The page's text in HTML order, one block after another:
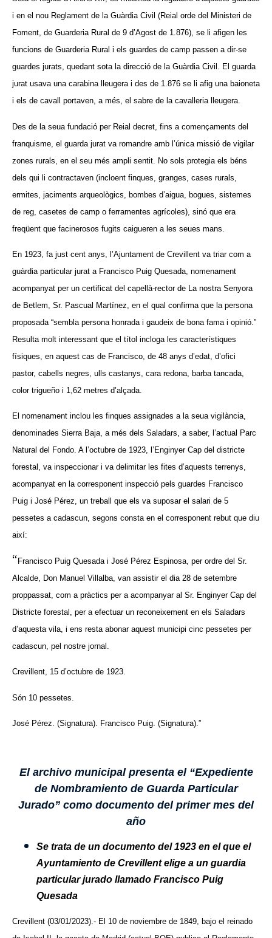
i en el nou Reglament de la Guàrdia Civil (Reial orde del Ministeri de
Foment, de Guarderia Rural de 9 d’Agost de 1.876), se li afigen les
funcions de Guarderia Rural i els guardes de camp passen a dir-se
guardes jurats, quedant sota la direcció de la Guàrdia Civil. El guarda
jurat usava una carabina lleugera i des de 1.876 se li afig una baioneta
i els de cavall portaven, a més, el sabre de la cavalleria lleugera.
Des de la seua fundació per Reial decret, fins a començaments del
franquisme, el guarda jurat va romandre amb l’única missió de vigilar
zones rurals, en el seu més ampli sentit. No sols protegia els béns
dels qui li contractaven (incloent finques, granges, cases rurals,
ermites, jaciments arqueològics, bombes d’aigua, bogues, sistemes
de reg, casetes de camp o ferramentes agrícoles), sinó que era
freqüent que facinerosos fugits caigueren a les seues mans.
En 1923, fa just cent anys, l’Ajuntament de Crevillent va triar com a
guàrdia particular jurat a Francisco Puig Quesada, nomenament
acompanyat per un certificat del capellà-rector de La nostra Senyora
de Betlem, Sr. Pascual Martínez, en el qual confirma que la persona
proposada “sembla persona honrada i gaudeix de bona fama i opinió.”
Resulta molt interessant que el títol incloga les característiques
físiques, en aquest cas de Francisco, de 48 anys d’edat, d’ofici
pastor, cabells negres, ulls castanys, cara redona, barba tancada,
color trigueño i 1,62 metres d’alçada.
El nomenament inclou les finques assignades a la seua vigilància,
denominades Sierra Baja, a més dels Saladars, a saber, l’actual Parc
Natural del Fondo. A l’octubre de 1923, l’Enginyer Cap del districte
forestal, va inspeccionar i va delimitar les fites d’aquests terrenys,
acompanyat en la corresponent inspecció pels guardes Francisco
Puig i José Pérez, un treball que els va suposar el salari de 5
pessetes a cadascun, segons consta en el corresponent rebut que diu
així:
“Francisco Puig Quesada i José Pérez Espinosa, per ordre del Sr.
Alcalde, Don Manuel Villalba, van assistir el dia 28 de setembre
proppassat, com a pràctics per a acompanyar al Sr. Enginyer Cap del
Districte forestal, per a efectuar un reconeixement en els Saladars
d’aquesta vila, i ens resta abonar aquest municipi cinc pessetes per
cadascun, pel nostre jornal.
Crevillent, 15 d’octubre de 1923.
Són 10 pessetes.
José Pérez. (Signatura). Francisco Puig. (Signatura).”
El archivo municipal presenta el “Expediente
de Nombramiento de Guarda Particular
Jurado” como documento del primer mes del
año
Se trata de un documento del 1923 en el que el
Ayuntamiento de Crevillent elige a un guardia
particular jurado llamado Francisco Puig
Quesada
Crevillent (03/01/2023).- El 10 de noviembre de 1849, bajo el reinado